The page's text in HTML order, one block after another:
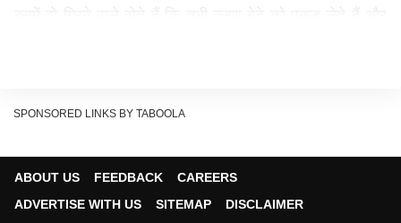
SPONSORED LINKS BY TABOOLA
ABOUT US FEEDBACK
CAREERS
ADVERTISE WITH US
SITEMAP DISCLAIMER